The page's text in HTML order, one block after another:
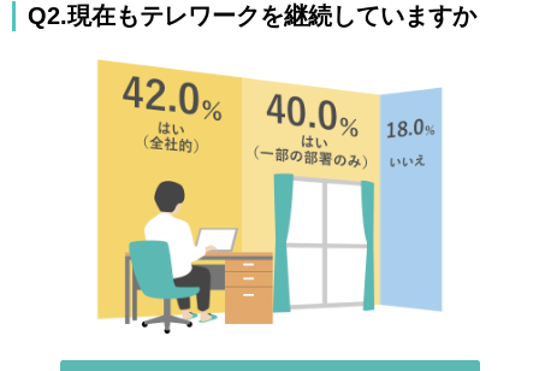
Q2.現在もテレワークを継続していますか